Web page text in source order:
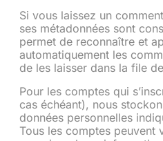
Si vous laissez un
ses métadonnées sont
permet de reconnaître et
automatiquement les
de les laisser dans la file
Pour les comptes qui
cas échéant), nous
données personnelles
Tous les comptes peuvent